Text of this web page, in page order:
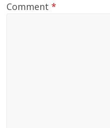
Comment*